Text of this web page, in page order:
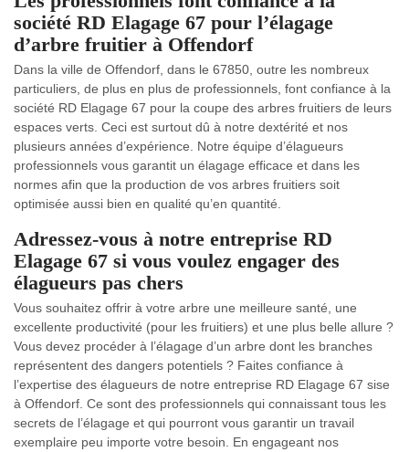
société RD Elagage 67 pour l’élagage
d’arbre fruitier à Offendorf
Dans la ville de Offendorf, dans le 67850, outre les nombreux
particuliers, de plus en plus de professionnels, font confiance à la
société RD Elagage 67 pour la coupe des arbres fruitiers de leurs
espaces verts. Ceci est surtout dû à notre dextérité et nos
plusieurs années d’expérience. Notre équipe d’élagueurs
professionnels vous garantit un élagage efficace et dans les
normes afin que la production de vos arbres fruitiers soit
optimisée aussi bien en qualité qu’en quantité.
Adressez-vous à notre entreprise RD
Elagage 67 si vous voulez engager des
élagueurs pas chers
Vous souhaitez offrir à votre arbre une meilleure santé, une
excellente productivité (pour les fruitiers) et une plus belle allure ?
Vous devez procéder à l’élagage d’un arbre dont les branches
représentent des dangers potentiels ? Faites confiance à
l’expertise des élagueurs de notre entreprise RD Elagage 67 sise
à Offendorf. Ce sont des professionnels qui connaissant tous les
secrets de l’élagage et qui pourront vous garantir un travail
exemplaire peu importe votre besoin. En engageant nos